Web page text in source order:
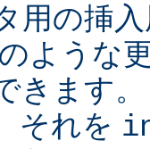
用の挿
ような
きます
それを